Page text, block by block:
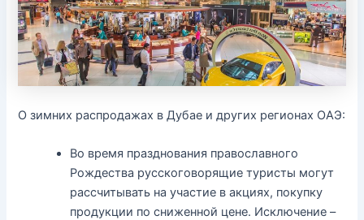
О зимних распродажах в Дубае и других регионах ОАЭ:
Во время празднования православного
Рождества русскоговорящие туристы могут
рассчитывать на участие в акциях, покупку
продукции по сниженной цене. Исключение –